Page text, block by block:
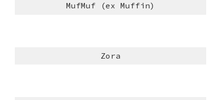
MufMuf (ex Muffin)
Zora